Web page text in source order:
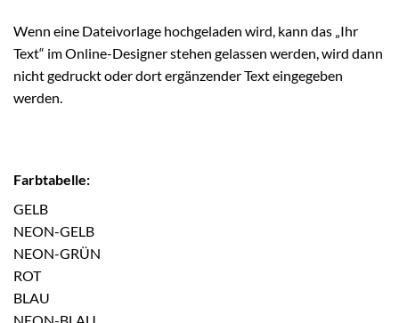
Wenn eine Dateivorlage hochgeladen wird, kann das „Ihr
Text“ im Online-Designer stehen gelassen werden, wird dann
nicht gedruckt oder dort ergänzender Text eingegeben
werden.
Farbtabelle:
GELB
NEON-GELB
NEON-GRÜN
ROT
BLAU
NEON-BLAU